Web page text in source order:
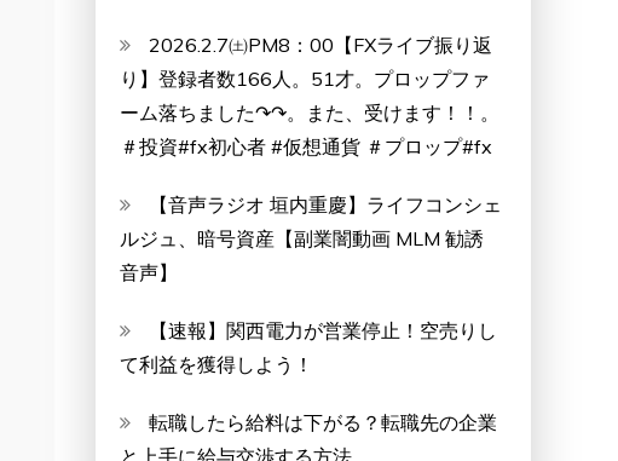
2026.2.7㈯PM8：00【FXライブ振り返
り】登録者数166人。51才。プロップファ
ーム落ちました↷↷。また、受けます！！。
＃投資#fx初心者 #仮想通貨 ＃プロップ#fx
【音声ラジオ 垣内重慶】ライフコンシェ
ルジュ、暗号資産【副業闇動画 MLM 勧誘
音声】
【速報】関西電力が営業停止！空売りし
て利益を獲得しよう！
転職したら給料は下がる？転職先の企業
と上手に給与交渉する方法